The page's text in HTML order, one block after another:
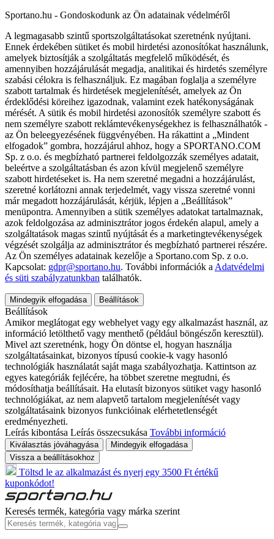
Sportano.hu - Gondoskodunk az Ön adatainak védelméről
A legmagasabb szintű sportszolgáltatásokat szeretnénk nyújtani.
Ennek érdekében sütiket és mobil hirdetési azonosítókat használunk,
amelyek biztosítják a szolgáltatás megfelelő működését, és
amennyiben hozzájárulását megadja, analitikai és hirdetés személyre
szabási célokra is felhasználjuk. Ez magában foglalja a személyre
szabott tartalmak és hirdetések megjelenítését, amelyek az Ön
érdeklődési köreihez igazodnak, valamint ezek hatékonyságának
mérését. A sütik és mobil hirdetési azonosítók személyre szabott és
nem személyre szabott reklámtevékenységekhez is felhasználhatók -
az Ön beleegyezésének függvényében. Ha rákattint a „Mindent
elfogadok” gombra, hozzájárul ahhoz, hogy a SPORTANO.COM
Sp. z o.o. és megbízható partnerei feldolgozzák személyes adatait,
beleértve a szolgáltatásban és azon kívül megjelenő személyre
szabott hirdetéseket is. Ha nem szeretné megadni a hozzájárulást,
szeretné korlátozni annak terjedelmét, vagy vissza szeretné vonni
már megadott hozzájárulását, kérjük, lépjen a „Beállítások”
menüpontra. Amennyiben a sütik személyes adatokat tartalmaznak,
azok feldolgozása az adminisztrátor jogos érdekén alapul, amely a
szolgáltatások magas szintű nyújtását és a marketingtevékenységek
végzését szolgálja az adminisztrátor és megbízható partnerei részére.
Az Ön személyes adatainak kezelője a Sportano.com Sp. z o.o.
Kapcsolat: gdpr@sportano.hu. További információk a Adatvédelmi
és süti szabályzatunkban találhatók.
Mindegyik elfogadása Beállítások
Beállítások
Amikor meglátogat egy webhelyet vagy egy alkalmazást használ, az
információ letölthető vagy menthető (például böngészőn keresztül).
Mivel azt szeretnénk, hogy Ön döntse el, hogyan használja
szolgáltatásainkat, bizonyos típusú cookie-k vagy hasonló
technológiák használatát saját maga szabályozhatja. Kattintson az
egyes kategóriák fejlécére, ha többet szeretne megtudni, és
módosíthatja beállításait. Ha elutasít bizonyos sütiket vagy hasonló
technológiákat, az nem alapvető tartalom megjelenítését vagy
szolgáltatásaink bizonyos funkcióinak elérhetetlenségét
eredményezheti.
Leírás kibontása Leírás összecsukása További információ
Kiválasztás jóváhagyása
Mindegyik elfogadása
Vissza a beállításokhoz
Töltsd le az alkalmazást és nyerj egy 3500 Ft értékű
kuponkódot!
Keresés termék, kategória vagy márka szerint